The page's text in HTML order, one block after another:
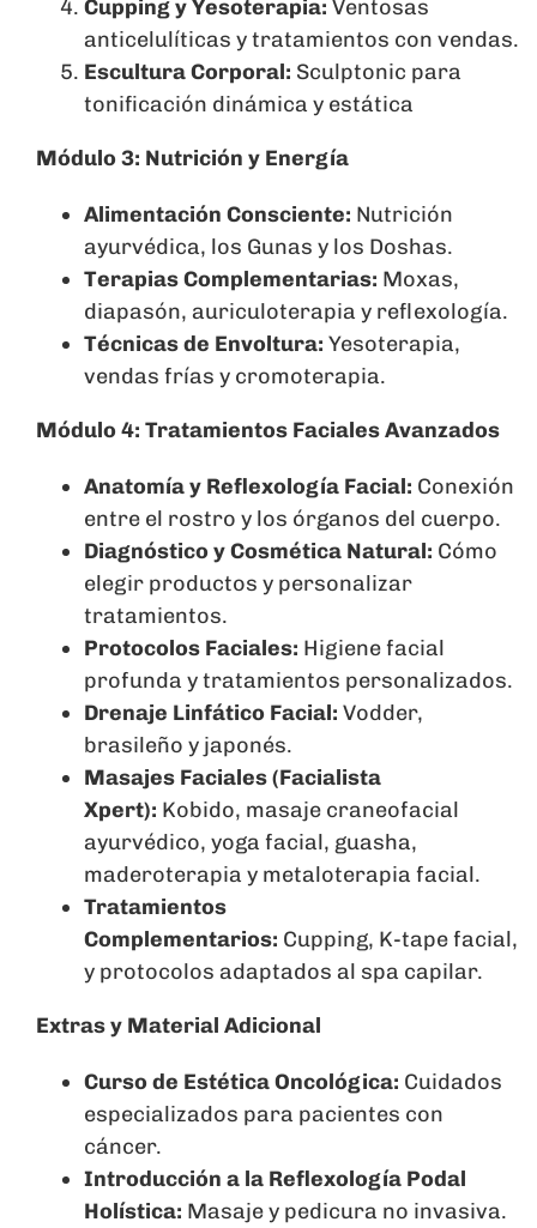
Cupping y Yesoterapia: Ventosas
anticelulíticas y tratamientos con vendas.
Escultura Corporal: Sculptonic para
tonificación dinámica y estática
Módulo 3: Nutrición y Energía
Alimentación Consciente: Nutrición
ayurvédica, los Gunas y los Doshas.
Terapias Complementarias: Moxas,
diapasón, auriculoterapia y reflexología.
Técnicas de Envoltura: Yesoterapia,
vendas frías y cromoterapia.
Módulo 4: Tratamientos Faciales Avanzados
Anatomía y Reflexología Facial: Conexión
entre el rostro y los órganos del cuerpo.
Diagnóstico y Cosmética Natural: Cómo
elegir productos y personalizar
tratamientos.
Protocolos Faciales: Higiene facial
profunda y tratamientos personalizados.
Drenaje Linfático Facial: Vodder,
brasileño y japonés.
Masajes Faciales (Facialista
Xpert): Kobido, masaje craneofacial
ayurvédico, yoga facial, guasha,
maderoterapia y metaloterapia facial.
Tratamientos
Complementarios: Cupping, K-tape facial,
y protocolos adaptados al spa capilar.
Extras y Material Adicional
Curso de Estética Oncológica: Cuidados
especializados para pacientes con
cáncer.
Introducción a la Reflexología Podal
Holística: Masaje y pedicura no invasiva.